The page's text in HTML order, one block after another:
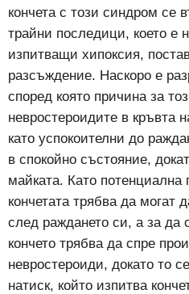
кончета с този синдром се
трайни последици, което е
изпитващи хипоксия,
разсъждение. Наскоро е
според която причина за
невростероидите в кръвта
като успокоителни до
в спокойно състояние,
майката. Като
кончетата трябва да могат
след раждането си, а за да
кончето трябва да спре
невростероиди, докато то
натиск, който изпитва